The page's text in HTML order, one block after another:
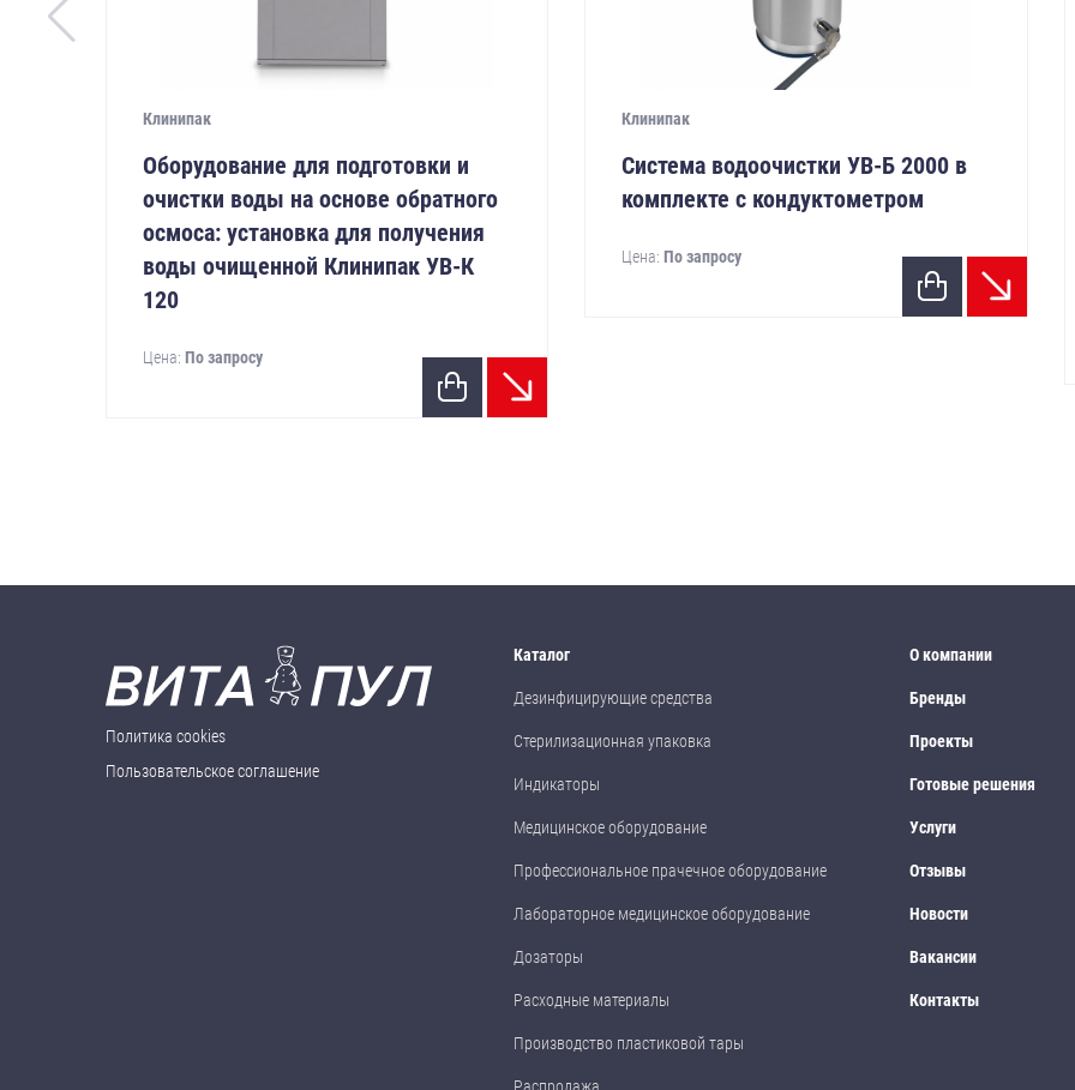
Клинипак
Оборудование для подготовки и
очистки воды на основе обратного
осмоса: установка для получения
воды очищенной Клинипак УВ-К
120
Цена: По запросу
Клинипак
Система водоочистки УВ-Б 2000 в
комплекте с кондуктометром
Цена:По запросу
Политика cookies
Пользовательское соглашение
Каталог
Дезинфицирующие средства
Стерилизационная упаковка
Индикаторы
Медицинское оборудование
Профессиональное прачечное оборудование
Лабораторное медицинское оборудование
Дозаторы
Расходные материалы
Производство пластиковой тары
О компании
Бренды
Проекты
Готовые решения
Услуги
Отзывы
Новости
Вакансии
Контакты